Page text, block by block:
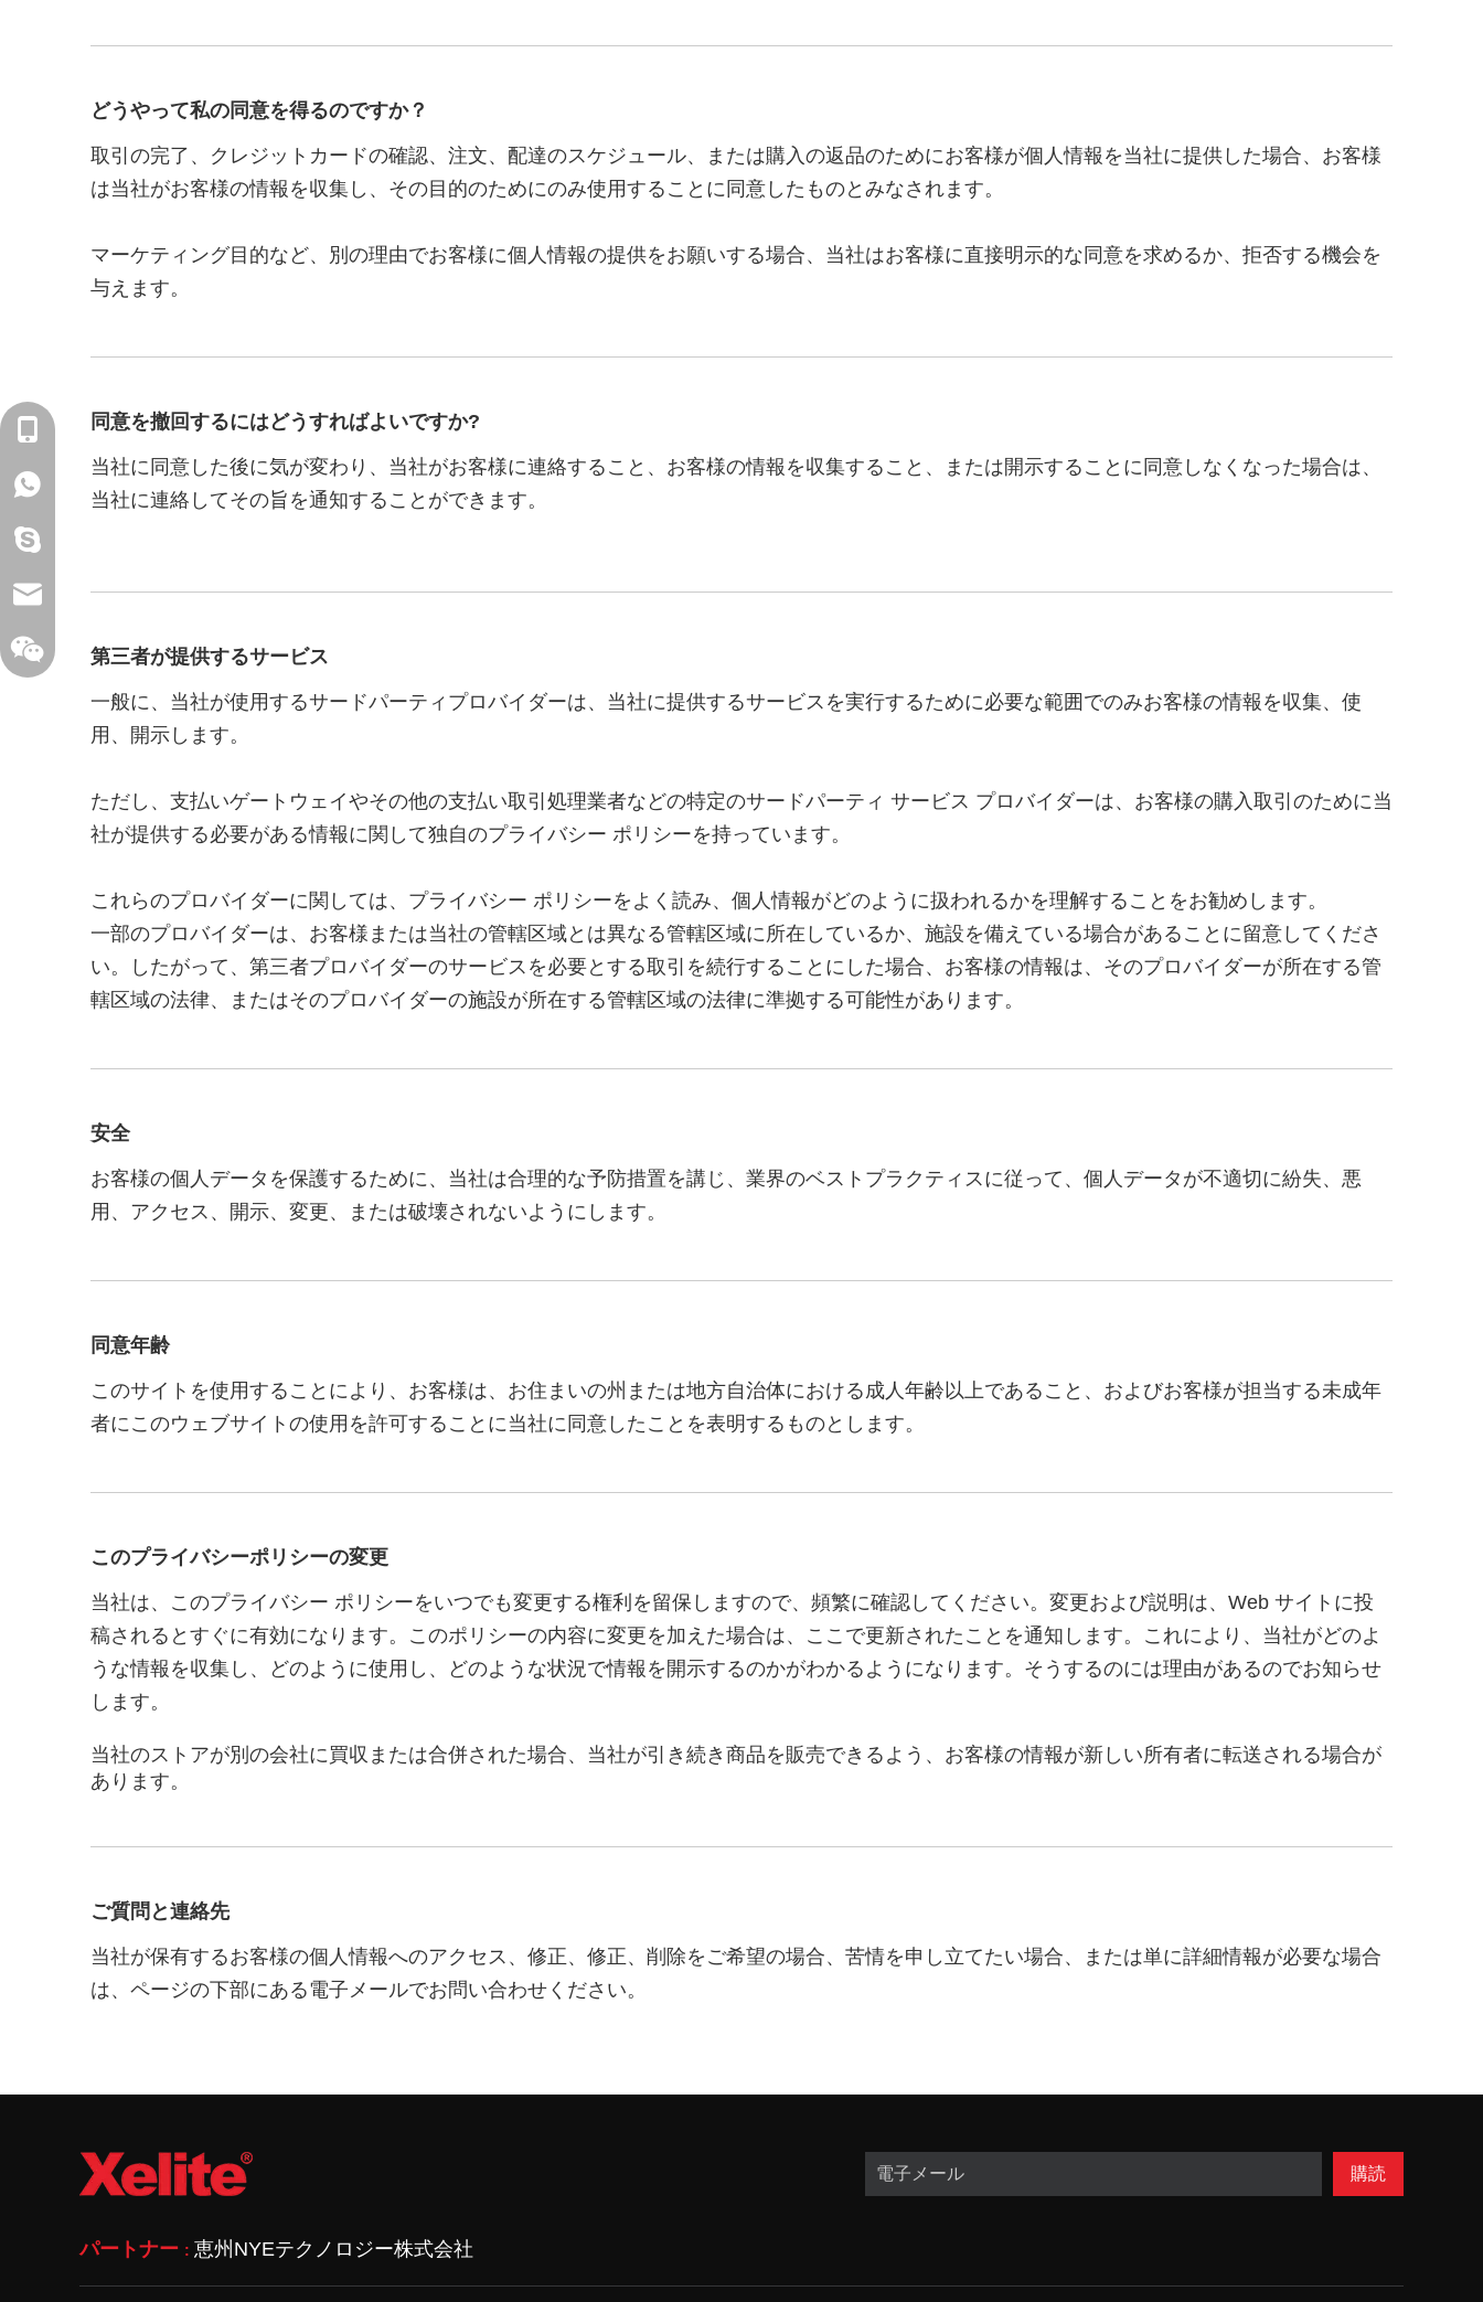
どうやって私の同意を得るのですか？
取引の完了、クレジットカードの確認、注文、配達のスケジュール、または購入の返品のためにお客様が個人情報を当社に提供した場合、お客様
は当社がお客様の情報を収集し、その目的のためにのみ使用することに同意したものとみなされます。
マーケティング目的など、別の理由でお客様に個人情報の提供をお願いする場合、当社はお客様に直接明示的な同意を求めるか、拒否する機会を
与えます。
同意を撤回するにはどうすればよいですか?
当社に同意した後に気が変わり、当社がお客様に連絡すること、お客様の情報を収集すること、または開示することに同意しなくなった場合は、
当社に連絡してその旨を通知することができます。
第三者が提供するサービス
一般に、当社が使用するサードパーティプロバイダーは、当社に提供するサービスを実行するために必要な範囲でのみお客様の情報を収集、使
用、開示します。
ただし、支払いゲートウェイやその他の支払い取引処理業者などの特定のサードパーティ サービス プロバイダーは、お客様の購入取引のために当
社が提供する必要がある情報に関して独自のプライバシー ポリシーを持っています。
これらのプロバイダーに関しては、プライバシー ポリシーをよく読み、個人情報がどのように扱われるかを理解することをお勧めします。
一部のプロバイダーは、お客様または当社の管轄区域とは異なる管轄区域に所在しているか、施設を備えている場合があることに留意してくださ
い。したがって、第三者プロバイダーのサービスを必要とする取引を続行することにした場合、お客様の情報は、そのプロバイダーが所在する管
轄区域の法律、またはそのプロバイダーの施設が所在する管轄区域の法律に準拠する可能性があります。
安全
お客様の個人データを保護するために、当社は合理的な予防措置を講じ、業界のベストプラクティスに従って、個人データが不適切に紛失、悪
用、アクセス、開示、変更、または破壊されないようにします。
同意年齢
このサイトを使用することにより、お客様は、お住まいの州または地方自治体における成人年齢以上であること、およびお客様が担当する未成年
者にこのウェブサイトの使用を許可することに当社に同意したことを表明するものとします。
このプライバシーポリシーの変更
当社は、このプライバシー ポリシーをいつでも変更する権利を留保しますので、頻繁に確認してください。変更および説明は、Web サイトに投
稿されるとすぐに有効になります。このポリシーの内容に変更を加えた場合は、ここで更新されたことを通知します。これにより、当社がどのよ
うな情報を収集し、どのように使用し、どのような状況で情報を開示するのかがわかるようになります。そうするのには理由があるのでお知らせ
します。
当社のストアが別の会社に買収または合併された場合、当社が引き続き商品を販売できるよう、お客様の情報が新しい所有者に転送される場合が
あります。
ご質問と連絡先
当社が保有するお客様の個人情報へのアクセス、修正、修正、削除をご希望の場合、苦情を申し立てたい場合、または単に詳細情報が必要な場合
は、ページの下部にある電子メールでお問い合わせください。
購読
パートナー : 恵州NYEテクノロジー株式会社
+86-18129522938
sales@xelitepower.com
微信QRコード